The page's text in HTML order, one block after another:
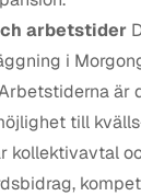
arbetstider
i
är
till
kollektivavtal